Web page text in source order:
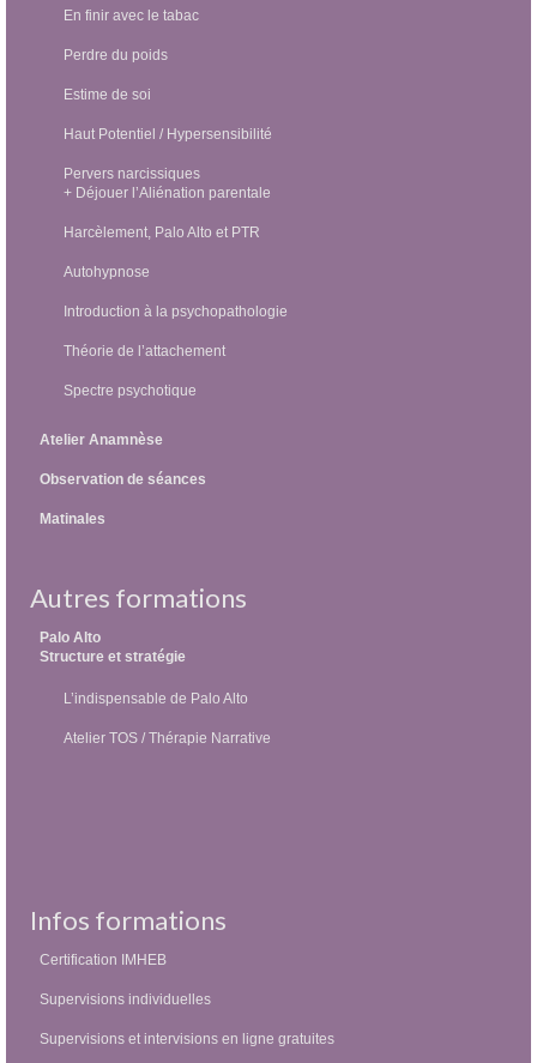
En finir avec le tabac
Perdre du poids
Estime de soi
Haut Potentiel / Hypersensibilité
Pervers narcissiques
+ Déjouer l’Aliénation parentale
Harcèlement, Palo Alto et PTR
Autohypnose
Introduction à la psychopathologie
Théorie de l’attachement
Spectre psychotique
Atelier Anamnèse
Observation de séances
Matinales
Autres formations
Palo Alto
Structure et stratégie
L’indispensable de Palo Alto
Atelier TOS / Thérapie Narrative
Infos formations
Certification IMHEB
Supervisions individuelles
Supervisions et intervisions en ligne gratuites